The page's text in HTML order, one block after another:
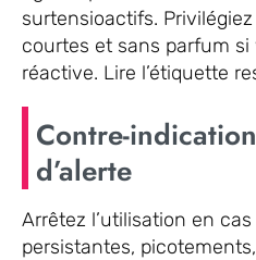
surtensioactifs.
courtes et sans parfum si
réactive. Lire l’étiquette
Contre-
d’alerte
Arrêtez l’utilisation en
persistantes,